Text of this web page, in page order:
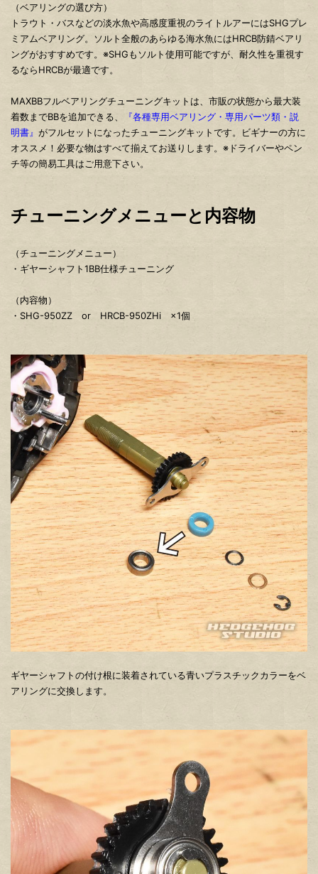
（ベアリングの選び方）
トラウト・バスなどの淡水魚や高感度重視のライトルアーにはSHGプレ
ミアムベアリング。ソルト全般のあらゆる海水魚にはHRCB防錆ベアリ
ングがおすすめです。※SHGもソルト使用可能ですが、耐久性を重視す
るならHRCBが最適です。
MAXBBフルベアリングチューニングキットは、市販の状態から最大装
着数までBBを追加できる、
『各種専用ベアリング・専用パーツ類・説
明書』 がフルセットになったチューニングキットです。ビギナーの方に
オススメ！必要な物はすべて揃えてお送りします。※ドライバーやペン
チ等の簡易工具はご用意下さい。
チューニングメニューと内容物
（チューニングメニュー）
・ギヤーシャフト1BB仕様チューニング
（内容物）
・SHG-950ZZ or HRCB-950ZHi ×1個
ギヤーシャフトの付け根に装着されている青いプラスチックカラーをベ
アリングに交換します。